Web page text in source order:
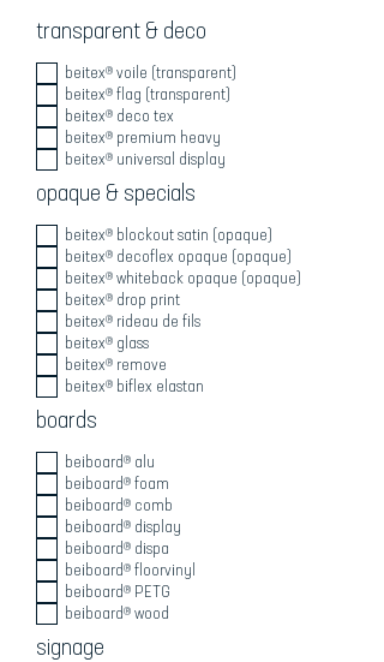
transparent & deco
beitex® voile (transparent)
beitex® flag (transparent)
beitex® deco tex
beitex® premium heavy
beitex® universal display
opaque & specials
beitex® blockout satin (opaque)
beitex® decoflex opaque (opaque)
beitex® whiteback opaque (opaque)
beitex® drop print
beitex® rideau de fils
beitex® glass
beitex® remove
beitex® biflex elastan
boards
beiboard® alu
beiboard® foam
beiboard® comb
beiboard® display
beiboard® dispa
beiboard® floorvinyl
beiboard® PETG
beiboard® wood
signage